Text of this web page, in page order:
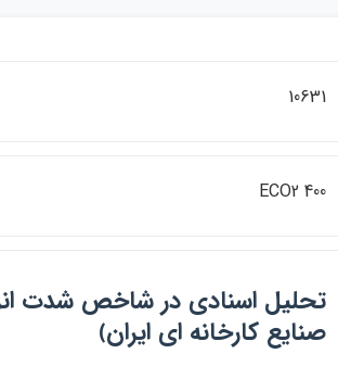
10631
ECO2 400
تحليل اسنادي در شاخص شدت
صنايع كارخانه اي ايران﴾